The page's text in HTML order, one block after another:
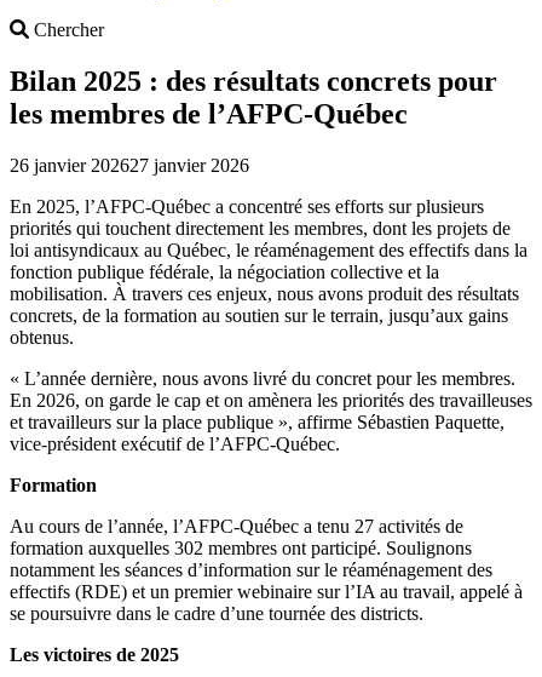
ChercherSearch
Bilan 2025 : des résultats concrets pour
les membres de l’AFPC-Québec
26 janvier 202627 janvier 2026
En 2025, l’AFPC-Québec a concentré ses efforts sur plusieurs
priorités qui touchent directement les membres, dont les projets de
loi antisyndicaux au Québec, le réaménagement des effectifs dans la
fonction publique fédérale, la négociation collective et la
mobilisation. À travers ces enjeux, nous avons produit des résultats
concrets, de la formation au soutien sur le terrain, jusqu’aux gains
obtenus.
« L’année dernière, nous avons livré du concret pour les membres.
En 2026, on garde le cap et on amènera les priorités des travailleuses
et travailleurs sur la place publique », affirme Sébastien Paquette,
vice-président exécutif de l’AFPC-Québec.
Formation
Au cours de l’année, l’AFPC-Québec a tenu 27 activités de
formation auxquelles 302 membres ont participé. Soulignons
notamment les séances d’information sur le réaménagement des
effectifs (RDE) et un premier webinaire sur l’IA au travail, appelé à
se poursuivre dans le cadre d’une tournée des districts.
Les victoires de 2025